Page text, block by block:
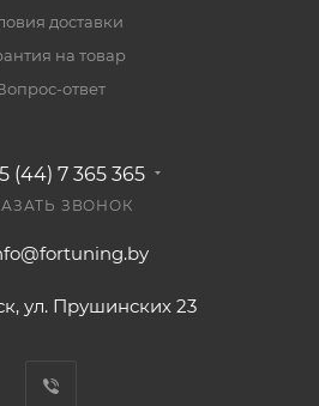
доставки
на товар
ответ
(44) 7 365 365
ЗВОНОК
ул. Прушинских 23